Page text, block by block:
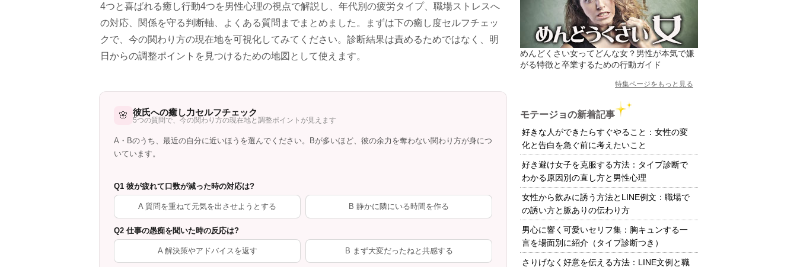
4つと喜ばれる癒し行動4つを男性心理の視点で解説し、年代別の疲労タイプ、職場ストレスへ
の対応、関係を守る判断軸、よくある質問までまとめました。まずは下の癒し度セルフチェッ
クで、今の関わり方の現在地を可視化してみてください。診断結果は責めるためではなく、明
日からの調整ポイントを見つけるための地図として使えます。
🌸 彼氏への癒し力セルフチェック
5つの質問で、今の関わり方の現在地と調整ポイントが見えます
A・Bのうち、最近の自分に近いほうを選んでください。Bが多いほど、彼の余力を奪わない関わり方が身につ
いています。
Q1 彼が疲れて口数が減った時の対応は?
A 質問を重ねて元気を出させようとする B 静かに隣にいる時間を作る
Q2 仕事の愚痴を聞いた時の反応は?
A 解決策やアドバイスを返す B まず大変だったねと共感する
めんどくさい女ってどんな女？男性が本気で嫌
がる特徴と卒業するための行動ガイド
特集ページをもっと見る
モテージョの新着記事
好きな人ができたらすぐやること：女性の変
化と告白を急ぐ前に考えたいこと
好き避け女子を克服する方法：タイプ診断で
わかる原因別の直し方と男性心理
女性から飲みに誘う方法とLINE例文：職場で
の誘い方と脈ありの伝わり方
男心に響く可愛いセリフ集：胸キュンする一
言を場面別に紹介（タイプ診断つき）
さりげなく好意を伝える方法：LINE文例と職